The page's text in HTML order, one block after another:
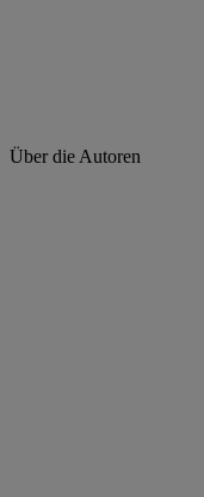
Über die Autoren